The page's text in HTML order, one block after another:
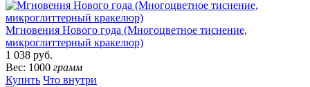
Мгновения Нового года (Многоцветное тиснение,
микроглиттерный кракелюр)
1 038 руб.
Вес: 1000 грамм
Купить Что внутри